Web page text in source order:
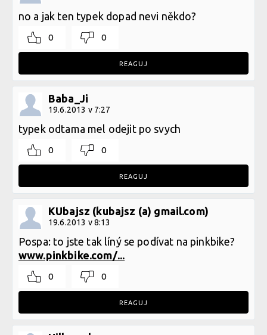
no a jak ten typek dopad nevi někdo?
0 0
REAGUJ
Baba_Ji
19.6.2013 v 7:27
typek odtama mel odejit po svych
0 0
REAGUJ
KUbajsz (kubajsz (a) gmail.com)
19.6.2013 v 8:13
Pospa: to jste tak líný se podívat na pinkbike?
www.pinkbike.com/...
0 0
REAGUJ